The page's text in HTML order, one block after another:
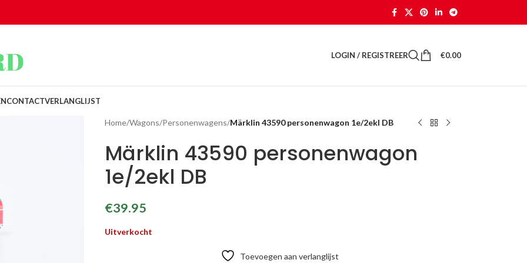
LOGIN / REGISTREER €0.00
CONTACTVERLANGLIJST
Home/Wagons/Personenwagens/Märklin 43590 personenwagon 1e/2ekl DB
Märklin 43590 personenwagon
1e/2ekl DB
€39.95
Uitverkocht
Toevoegen aan verlanglijst